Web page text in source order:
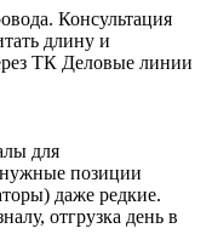
Консультация
длину и
ТК Деловые линии
для
нужные позиции
даже редкие.
отгрузка день в